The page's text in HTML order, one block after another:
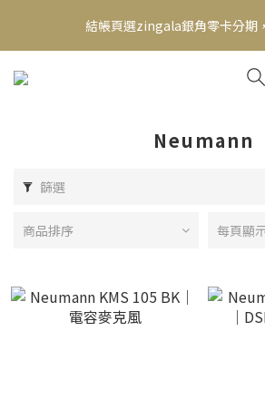
新會員送500！滿額最高回饋2000，刷卡最
解👉
結帳頁選zingala銀角零卡分期
新會員送500！滿額最高回饋2000，刷卡最
Neumann
篩選
商品排序 每頁顯